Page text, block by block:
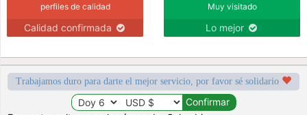
perfiles de calidad
Calidad confirmada
Muy visitado
Lo mejor
Trabajamos duro para darte el mejor servicio, por favor sé solidario